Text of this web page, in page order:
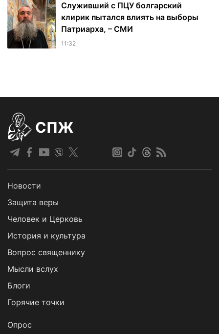
Служивший с ПЦУ болгарский
клирик пытался влиять на выборы
Патриарха, – СМИ
11:32
СПЖ
Новости
Защита веры
Человек и Церковь
История и культура
Вопрос священнику
Мысли вслух
Блоги
Горячие точки
Опрос